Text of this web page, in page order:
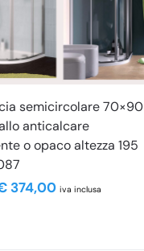
semicircolare 70×90
anticalcare
o opaco altezza 195
374,00 iva inclusa